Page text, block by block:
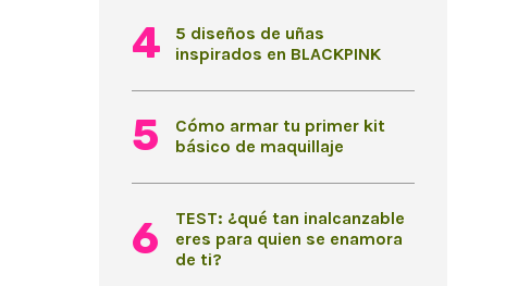
5 diseños de uñas
inspirados en BLACKPINK
Cómo armar tu primer kit
básico de maquillaje
TEST: ¿qué tan inalcanzable
eres para quien se enamora
de ti?